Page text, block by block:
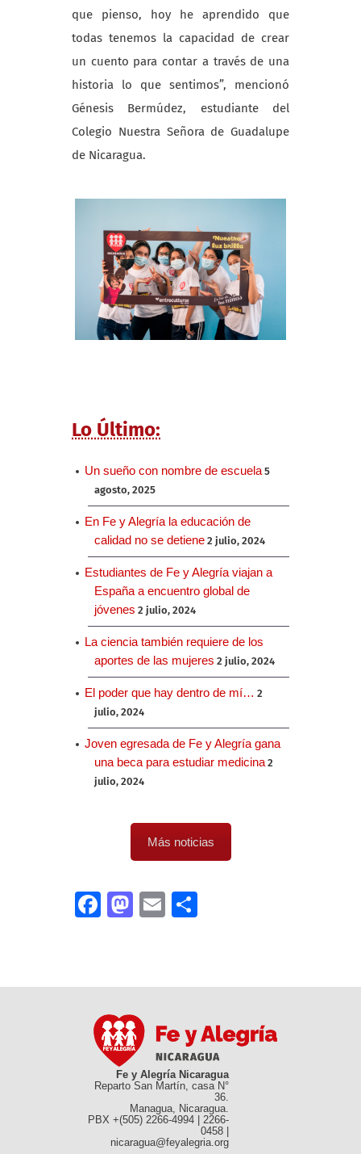
que pienso, hoy he aprendido que
todas tenemos la capacidad de crear
un cuento para contar a través de una
historia lo que sentimos”, mencionó
Génesis Bermúdez, estudiante del
Colegio Nuestra Señora de Guadalupe
de Nicaragua.
Lo Último:
Un sueño con nombre de escuela 5
agosto, 2025
En Fe y Alegría la educación de
calidad no se detiene 2 julio, 2024
Estudiantes de Fe y Alegría viajan a
España a encuentro global de
jóvenes 2 julio, 2024
La ciencia también requiere de los
aportes de las mujeres 2 julio, 2024
El poder que hay dentro de mí… 2
julio, 2024
Joven egresada de Fe y Alegría gana
una beca para estudiar medicina 2
julio, 2024
Más noticias
FacebookMastodon
Email
Fe y Alegría Nicaragua
Reparto San Martín, casa N°
36.
Managua, Nicaragua.
PBX +(505) 2266-4994 | 2266-
0458 |
nicaragua@feyalegria.org